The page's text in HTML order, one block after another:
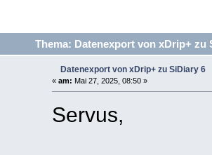
Thema: Datenexport von xDrip+ zu
Datenexport von xDrip+ zu SiDiary 6
« am: Mai 27, 2025, 08:50 »
Servus,